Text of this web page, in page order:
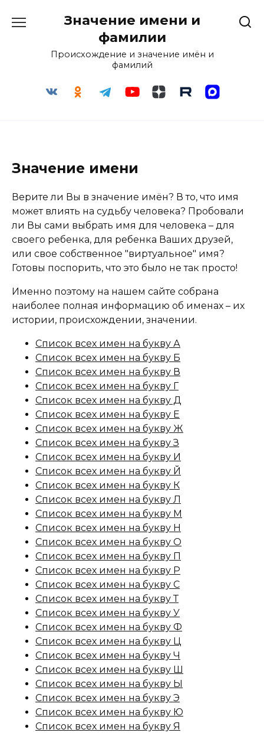
Значение имени и
фамилии
Происхождение и значение имён и
фамилий
Значение имени
Верите ли Вы в значение имён? В то, что имя
может влиять на судьбу человека? Пробовали
ли Вы сами выбрать имя для человека – для
своего ребенка, для ребенка Ваших друзей,
или свое собственное "виртуальное" имя?
Готовы поспорить, что это было не так просто!
Именно поэтому на нашем сайте собрана
наиболее полная информацию об именах – их
истории, происхождении, значении.
Список всех имен на букву А
Список всех имен на букву Б
Список всех имен на букву В
Список всех имен на букву Г
Список всех имен на букву Д
Список всех имен на букву Е
Список всех имен на букву Ж
Список всех имен на букву З
Список всех имен на букву И
Список всех имен на букву Й
Список всех имен на букву К
Список всех имен на букву Л
Список всех имен на букву М
Список всех имен на букву Н
Список всех имен на букву О
Список всех имен на букву П
Список всех имен на букву Р
Список всех имен на букву С
Список всех имен на букву Т
Список всех имен на букву У
Список всех имен на букву Ф
Список всех имен на букву Ц
Список всех имен на букву Ч
Список всех имен на букву Ш
Список всех имен на букву Ы
Список всех имен на букву Э
Список всех имен на букву Ю
Список всех имен на букву Я